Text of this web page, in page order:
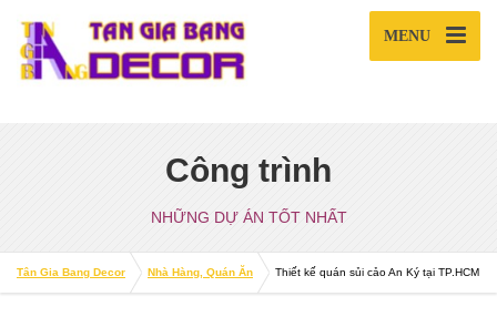
MENU
Công trình
NHỮNG DỰ ÁN TỐT NHẤT
Tân Gia Bang Decor Nhà Hàng, Quán Ăn Thiết kế quán sủi cảo An Ký tại TP.HCM